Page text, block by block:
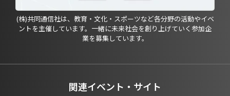
(株)共同通信社は、教育・文化・スポーツなど各分野の活動やイベ
ントを主催しています。一緒に未来社会を創り上げていく参加企
業を募集しています。
関連イベント・サイト